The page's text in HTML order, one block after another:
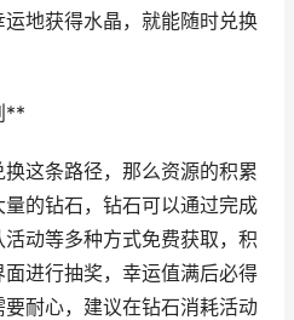
地获得水晶，就能随时兑换
**
这条路径，那么资源的积累
的钻石，钻石可以通过完成
动等多种方式免费获取，积
进行抽奖，幸运值满后必得
耐心，建议在钻石消耗活动